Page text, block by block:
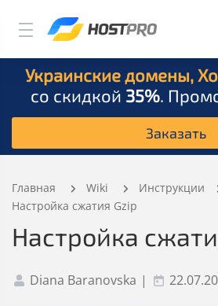
Украинские домены,
со скидкой 35%.
Заказать
Главная Wiki
Инструкции
Настройка сжатия Gzip
Настройка
Diana Baranovska |